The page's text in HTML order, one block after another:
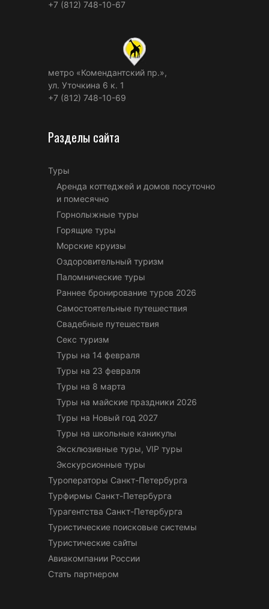
+7 (812) 748-10-67
метро «Комендантский пр.»,
ул. Уточкина 6 к. 1
+7 (812) 748-10-69
Разделы сайта
Туры
Аренда коттеджей и домов посуточно
и помесячно
Горнолыжные туры
Горящие туры
Морские круизы
Оздоровительный туризм
Паломнические туры
Раннее бронирование туров 2026
Самостоятельные путешествия
Свадебные путешествия
Секс туризм
Туры на 14 февраля
Туры на 23 февраля
Туры на 8 марта
Туры на майские праздники 2026
Туры на Новый год 2027
Туры на школьные каникулы
Эксклюзивные туры, VIP туры
Экскурсионные туры
Туроператоры Санкт-Петербурга
Турфирмы Санкт-Петербурга
Турагентства Санкт-Петербурга
Туристические поисковые системы
Туристические сайты
Авиакомпании России
Стать партнером